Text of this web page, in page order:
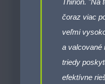
Thirion. "Na
čoraz viac
veľmi
a valcované
triedy
efektívne